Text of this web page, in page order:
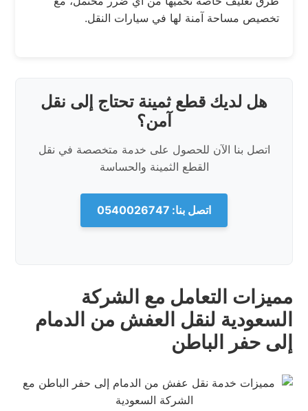
تخصيص مساحة آمنة لها في سيارات النقل.
هل لديك قطع ثمينة تحتاج إلى نقل
آمن؟
اتصل بنا الآن للحصول على خدمة متخصصة في نقل
القطع الثمينة والحساسة
اتصل بنا: 0540026747
مميزات التعامل مع الشركة
السعودية لنقل العفش من الدمام
إلى حفر الباطن